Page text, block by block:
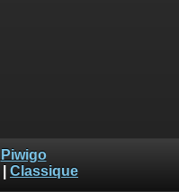
Piwigo
Classique